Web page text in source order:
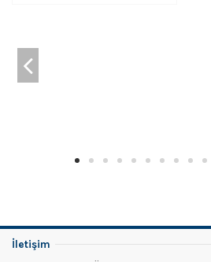
İletişim